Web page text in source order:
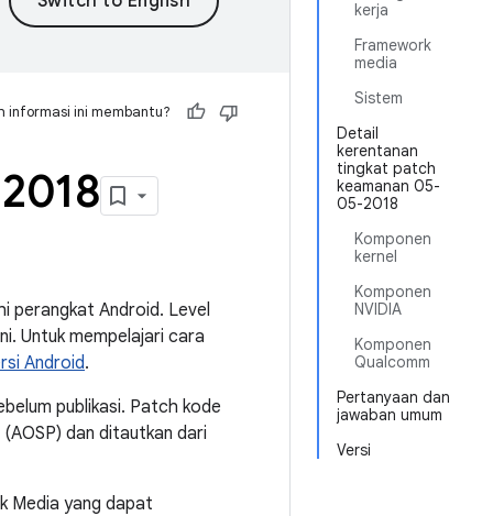
kerja
Framework
media
Sistem
Detail
kerentanan
tingkat patch
keamanan 05-
05-2018
Komponen
kernel
Komponen
NVIDIA
Komponen
Qualcomm
Pertanyaan dan
jawaban umum
Versi
informasi ini membantu?
perangkat Android. Level
Untuk mempelajari cara
Android.
publikasi. Patch kode
dan ditautkan dari
Media yang dapat